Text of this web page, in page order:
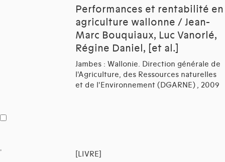
Performances et rentabilité en
agriculture wallonne / Jean-
Marc Bouquiaux, Luc Vanorlé,
Régine Daniel, [et al.]
Jambes : Wallonie. Direction générale de
l'Agriculture, des Ressources naturelles
et de l'Environnement (DGARNE) , 2009
[LIVRE]